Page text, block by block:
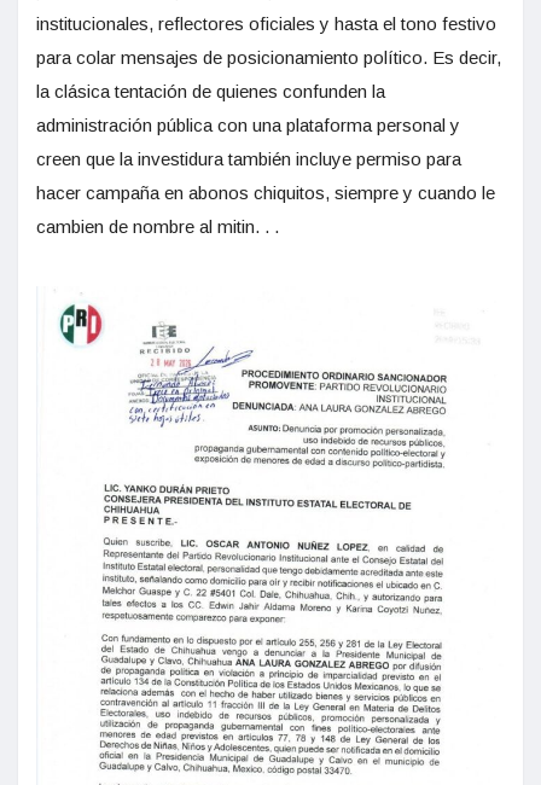
institucionales, reflectores oficiales y hasta el tono festivo
para colar mensajes de posicionamiento político. Es decir,
la clásica tentación de quienes confunden la
administración pública con una plataforma personal y
creen que la investidura también incluye permiso para
hacer campaña en abonos chiquitos, siempre y cuando le
cambien de nombre al mitin. . .